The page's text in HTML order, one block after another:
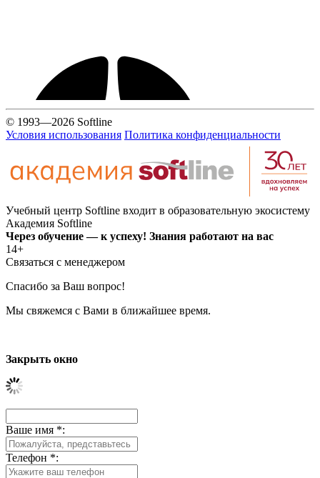
© 1993—2026 Softline
Условия использования Политика конфиденциальности
Учебный центр Softline входит в образовательную экосистему
Академия Softline
Через обучение — к успеху! Знания работают на вас
14+
Связаться с менеджером
Спасибо за Ваш вопрос!
Мы свяжемся с Вами в ближайшее время.
Закрыть окно
Ваше имя *:
Телефон *: